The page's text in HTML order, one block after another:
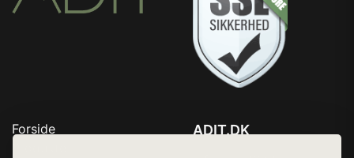
Forside
ADIT.DK